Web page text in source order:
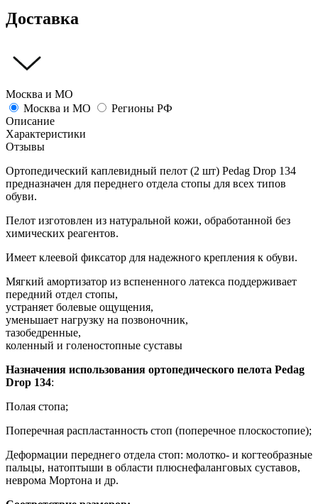
Доставка
Москва и МО
Москва и МО
Регионы РФ
Описание
Характеристики
Отзывы
Ортопедический каплевидный пелот (2 шт) Pedag Drop 134
предназначен для переднего отдела стопы для всех типов
обуви.
Пелот изготовлен из натуральной кожи, обработанной без
химических реагентов.
Имеет клеевой фиксатор для надежного крепления к обуви.
Мягкий амортизатор из вспененного латекса поддерживает
передний отдел стопы,
устраняет болевые ощущения,
уменьшает нагрузку на позвоночник,
тазобедренные,
коленный и голеностопные суставы
Назначения использования ортопедического пелота Pedag
Drop 134:
Полая стопа;
Поперечная распластанность стоп (поперечное плоскостопие);
Деформации переднего отдела стоп: молотко- и когтеобразные
пальцы, натоптыши в области плюснефаланговых суставов,
неврома Мортона и др.